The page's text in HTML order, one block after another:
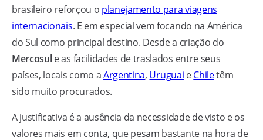
brasileiro reforçou o planejamento para viagens
internacionais. E em especial vem focando na América
do Sul como principal destino. Desde a criação do
Mercosule as facilidades de traslados entre seus
países, locais como aArgentina, Uruguai eChiletêm
sido muito procurados.
A justificativa é a ausência da necessidade de visto e os
valores mais em conta, que pesam bastante na hora de